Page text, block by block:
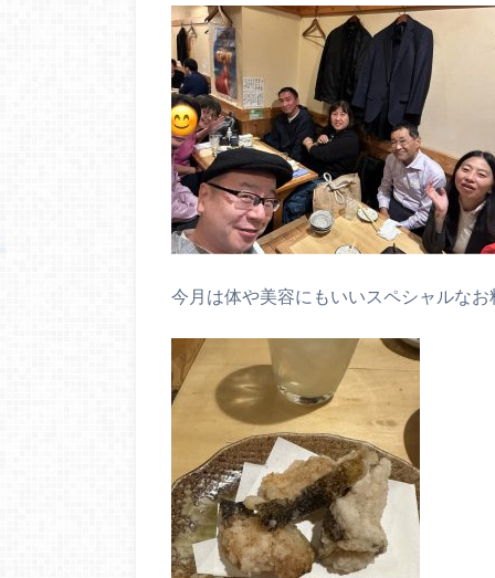
今月は体や美容にもいいスペシャルなお